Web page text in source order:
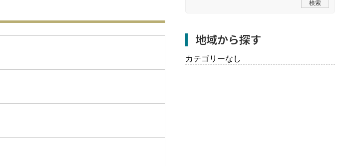
地域から探す
カテゴリーなし